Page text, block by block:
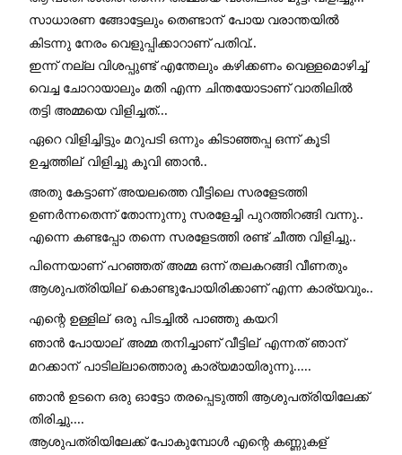
സാധാരണ ങ്ങോട്ടേലും തെണ്ടാന് പോയ വരാന്തയിൽ
കിടന്നു നേരം വെളുപ്പിക്കാറാണ് പതിവ്..
ഇന്ന് നല്ല വിശപ്പുണ്ട് എന്തേലും കഴിക്കണം വെള്ളമൊഴിച്ച്
വെച്ച ചോറായാലും മതി എന്ന ചിന്തയോടാണ് വാതിലിൽ
തട്ടി അമ്മയെ വിളിച്ചത്...
ഏറെ വിളിച്ചിട്ടും മറുപടി ഒന്നും കിടാഞ്ഞപ്പ ഒന്ന് കൂടി
ഉച്ചത്തില് വിളിച്ചു കൂവി ഞാൻ..
അതു കേട്ടാണ് അയലത്തെ വീട്ടിലെ സരളേടത്തി
ഉണർന്നതെന്ന് തോന്നുന്നു സരളേച്ചി പുറത്തിറങ്ങി വന്നു..
എന്നെ കണ്ടപ്പോ തന്നെ സരളേടത്തി രണ്ട് ചീത്ത വിളിച്ചു..
പിന്നെയാണ് പറഞ്ഞത് അമ്മ ഒന്ന് തലകറങ്ങി വീണതും
ആശുപത്രിയില് കൊണ്ടുപോയിരിക്കാണ് എന്ന കാര്യവും..
എന്റെ ഉള്ളില് ഒരു പിടച്ചിൽ പാഞ്ഞു കയറി
ഞാൻ പോയാല് അമ്മ തനിച്ചാണ് വീട്ടില് എന്നത് ഞാന്
മറക്കാന് പാടില്ലാത്തൊരു കാര്യമായിരുന്നു.....
ഞാൻ ഉടനെ ഒരു ഓട്ടോ തരപ്പെടുത്തി ആശുപത്രിയിലേക്ക്
തിരിച്ചു....
ആശുപത്രിയിലേക്ക് പോകുമ്പോൾ എന്റെ കണ്ണുകള്